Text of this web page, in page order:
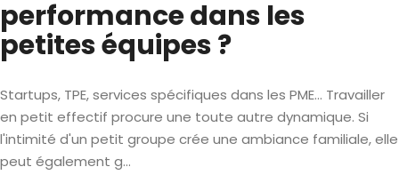
performance dans les
petites équipes ?
Startups, TPE, services spécifiques dans les PME… Travailler
en petit effectif procure une toute autre dynamique. Si
l'intimité d'un petit groupe crée une ambiance familiale, elle
peut également g...